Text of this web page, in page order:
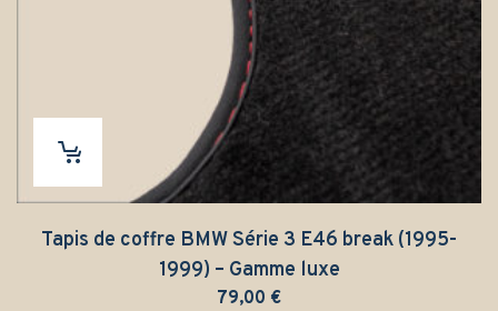
Tapis de coffre BMW Série 3 E46 break (1995-
1999) – Gamme luxe
79,00 €